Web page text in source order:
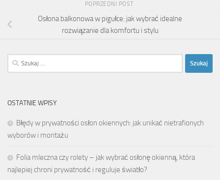
POPRZEDNI POST
Osłona balkonowa w pigułce: jak wybrać idealne
rozwiązanie dla komfortu i stylu
Szukaj:
OSTATNIE WPISY
Błędy w prywatności osłon okiennych: jak unikać nietrafionych
wyborów i montażu
Folia mleczna czy rolety – jak wybrać osłonę okienną, która
najlepiej chroni prywatność i reguluje światło?